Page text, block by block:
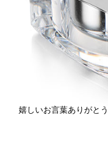
嬉しいお言葉ありがと